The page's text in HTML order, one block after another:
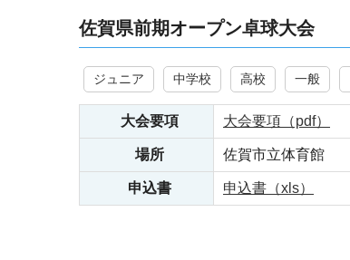
佐賀県前期オープン卓球大会
ジュニア 中学校 高校 一般
大会要項 大会要項（pdf）
場所 佐賀市立体育館
申込書 申込書（xls）